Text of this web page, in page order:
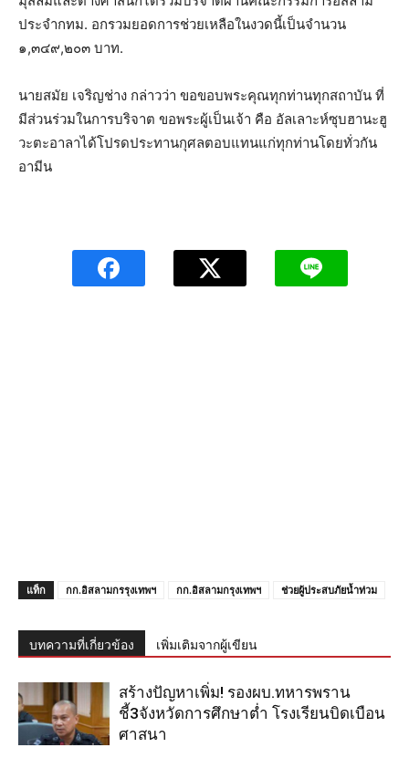
ประจำกทม. อกรวมยอดการช่วยเหลือในงวดนี้เป็นจำนวน
๑,๓๔๙,๒๐๓ บาท.
นายสมัย เจริญช่าง กล่าวว่า ขอขอบพระคุณทุกท่านทุกสถาบัน ที่
มีส่วนร่วมในการบริจาต ขอพระผู้เป็นเจ้า คือ อัลเลาะห์ซุบฮานะฮู
วะตะอาลาได้โปรดประทานกุศลตอบแทนแก่ทุกท่านโดยทั่วกัน
อามีน
แท็ก กก.อิสลามกรรุงเทพฯ กก.อิสลามกรุงเทพฯ ช่วยผู้ประสบภัยน้ำท่วม
บทความที่เกี่ยวข้อง เพิ่มเติมจากผู้เขียน
สร้างปัญหาเพิ่ม! รองผบ.ทหารพราน
ชี้3จังหวัดการศึกษาต่ำ โรงเรียนบิดเบือน
ศาสนา